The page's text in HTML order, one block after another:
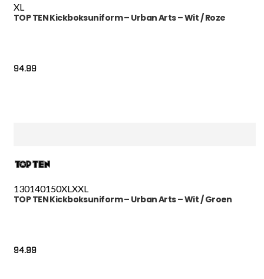
XL
TOP TEN Kickboksuniform – Urban Arts – Wit / Roze
94.99
130140150XLXXL
TOP TEN Kickboksuniform – Urban Arts – Wit / Groen
94.99